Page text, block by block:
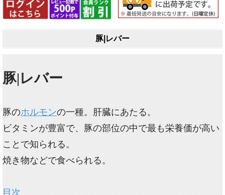
豚|レバー
豚|レバー
豚のホルモンの一種。肝臓にあたる。
ビタミンが豊富で、豚の部位の中で最も栄養価が高い
ことで知られる。
焼き物などで食べられる。
目次